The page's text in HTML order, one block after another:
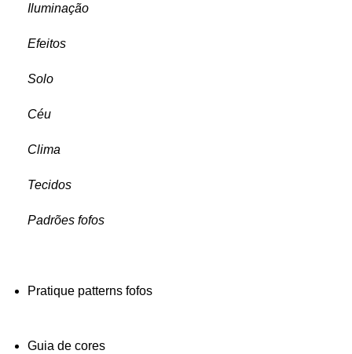
Iluminação
Efeitos
Solo
Céu
Clima
Tecidos
Padrões fofos
Pratique patterns fofos
Guia de cores